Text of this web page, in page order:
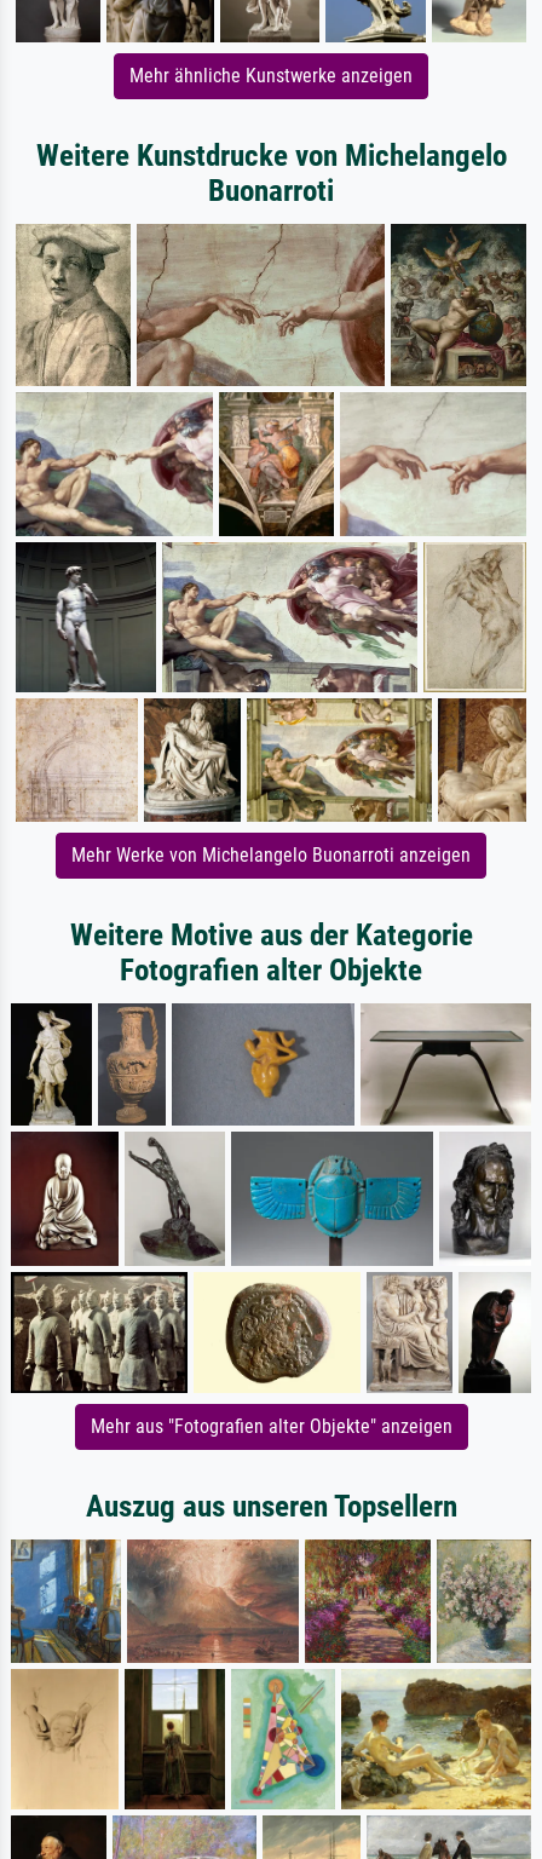
Mehr ähnliche Kunstwerke anzeigen
Weitere Kunstdrucke von Michelangelo
Buonarroti
Mehr Werke von Michelangelo Buonarroti anzeigen
Weitere Motive aus der Kategorie
Fotografien alter Objekte
Mehr aus "Fotografien alter Objekte" anzeigen
Auszug aus unseren Topsellern